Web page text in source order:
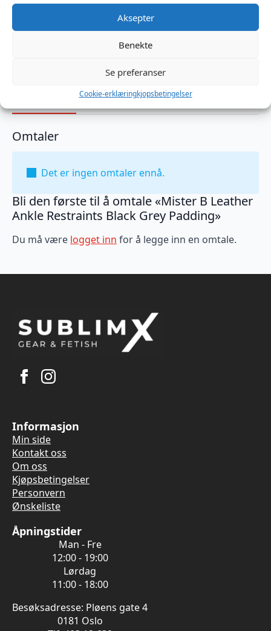
Aksepter
Benekte
Se preferanser
Cookie-erklæringkjopsbetingelser
Kategorier:BDSM,Mansjetter,Restraints
Omtaler
Det er ingen omtaler ennå.
Bli den første til å omtale «Mister B Leather
Ankle Restraints Black Grey Padding»
Du må være logget inn for å legge inn en omtale.
Informasjon
Min side
Kontakt oss
Om oss
Kjøpsbetingelser
Personvern
Ønskeliste
Åpningstider
Man - Fre
12:00 - 19:00
Lørdag
11:00 - 18:00
Besøksadresse: Pløens gate 4
0181 Oslo